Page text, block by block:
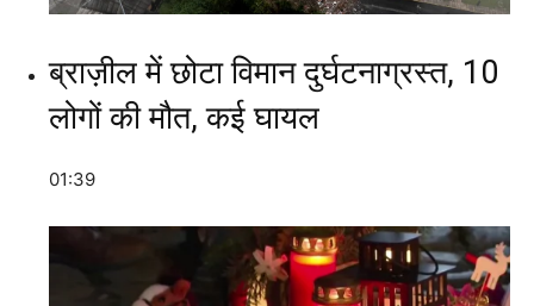
ब्राज़ील में छोटा विमान दुर्घटनाग्रस्त, 10
लोगों की मौत, कई घायल
01:39